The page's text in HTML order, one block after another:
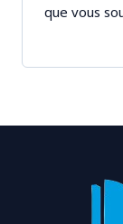
que vous